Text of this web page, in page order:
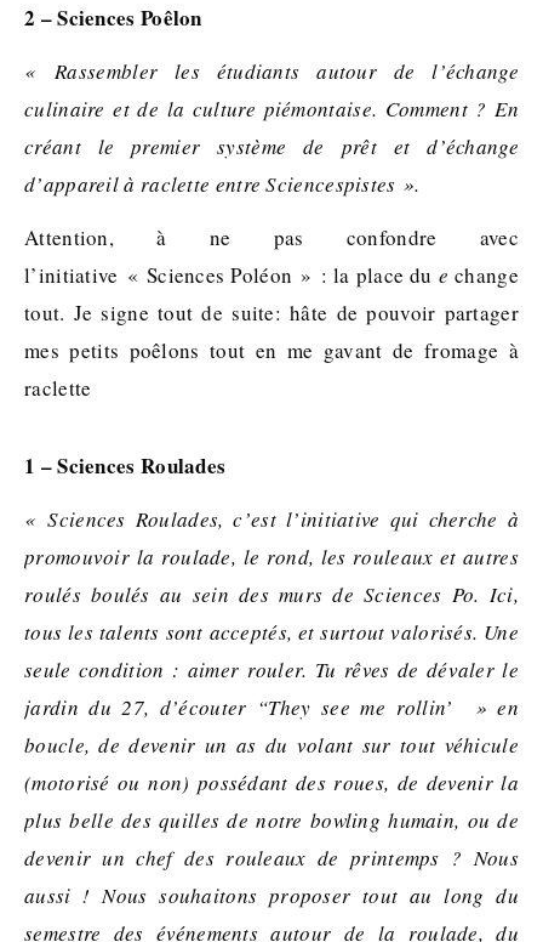
2 – Sciences Poêlon
« Rassembler les étudiants autour de l’échange
culinaire et de la culture piémontaise. Comment ? En
créant le premier système de prêt et d’échange
d’appareil à raclette entre Sciencespistes ».
Attention, à ne pas confondre avec
l’initiative « Sciences Poléon » : la place du e change
tout. Je signe tout de suite: hâte de pouvoir partager
mes petits poêlons tout en me gavant de fromage à
raclette
1 – Sciences Roulades
« Sciences Roulades, c’est l’initiative qui cherche à
promouvoir la roulade, le rond, les rouleaux et autres
roulés boulés au sein des murs de Sciences Po. Ici,
tous les talents sont acceptés, et surtout valorisés. Une
seule condition : aimer rouler. Tu rêves de dévaler le
jardin du 27, d’écouter “They see me rollin’ » en
boucle, de devenir un as du volant sur tout véhicule
(motorisé ou non) possédant des roues, de devenir la
plus belle des quilles de notre bowling humain, ou de
devenir un chef des rouleaux de printemps ? Nous
aussi ! Nous souhaitons proposer tout au long du
semestre des événements autour de la roulade, du